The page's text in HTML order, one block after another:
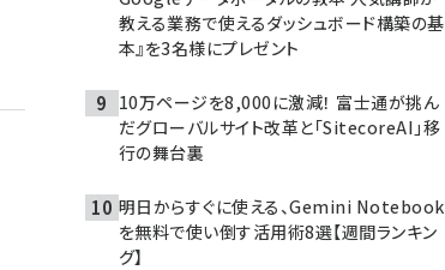
教える業務で使えるダッシュボード構築の基
本』を3名様にプレゼント
10万ページを8,000に激減！ 富士通が挑ん
だグローバルサイト改革と「SitecoreAI」移
行の舞台裏
明日からすぐに使える、Gemini Notebook
を無料で使い倒す活用術8選【週間ランキン
グ】